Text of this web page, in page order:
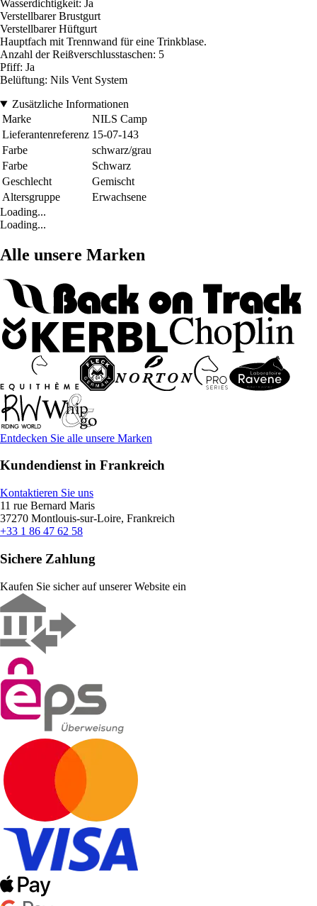
Wasserdichtigkeit: Ja
Verstellbarer Brustgurt
Verstellbarer Hüftgurt
Hauptfach mit Trennwand für eine Trinkblase.
Anzahl der Reißverschlusstaschen: 5
Pfiff: Ja
Belüftung: Nils Vent System
Zusätzliche Informationen
Marke
NILS Camp
Lieferantenreferenz 15-07-143
Farbe
schwarz/grau
Farbe
Schwarz
Geschlecht
Gemischt
Altersgruppe
Erwachsene
Loading...
Loading...
Alle unsere Marken
Entdecken Sie alle unsere Marken
Kundendienst in Frankreich
Kontaktieren Sie uns
11 rue Bernard Maris
37270 Montlouis-sur-Loire, Frankreich
+33 1 86 47 62 58
Sichere Zahlung
Kaufen Sie sicher auf unserer Website ein